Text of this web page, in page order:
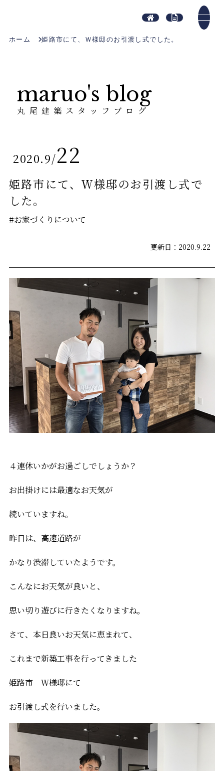
ホーム 姫路市にて、Ｗ様邸のお引渡し式でした。
maruo's blog
丸尾建築スタッフブログ
2020.9/22
姫路市にて、Ｗ様邸のお引渡し式で
した。
#お家づくりについて
更新日：2020.9.22
４連休いかがお過ごしでしょうか？
お出掛けには最適なお天気が
続いていますね。
昨日は、高速道路が
かなり渋滞していたようです。
こんなにお天気が良いと、
思い切り遊びに行きたくなりますね。
さて、本日良いお天気に恵まれて、
これまで新築工事を行ってきました
姫路市 Ｗ様邸にて
お引渡し式を行いました。